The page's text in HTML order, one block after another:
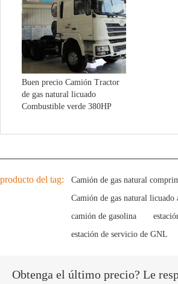
Chasis
Eje trasero:
completamente
flotante
Relación
de
velocidad:
3.7
Número de
9/12
Buen precio Camión Tractor
de gas natural licuado
Combustible verde 380HP
producto del tag:
Camión de gas natural
Camión de gas natural licuado
camión de gasolina
estación de servicio de GNL
Obtenga el último precio? Le